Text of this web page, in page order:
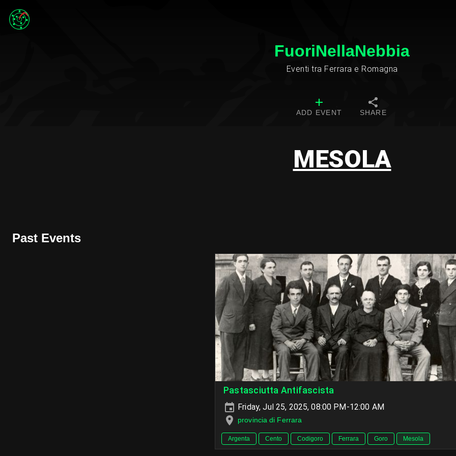
FuoriNellaNebbia
Eventi tra Ferrara e Romagna
ADD EVENT SHARE
MESOLA
Past Events
Pastasciutta Antifascista
Friday, Jul 25, 2025, 08:00 PM-12:00 AM
provincia di Ferrara
Argenta Cento Codigoro Ferrara Goro Mesola